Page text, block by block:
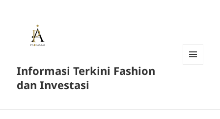
Informasi Terkini Fashion
dan Investasi